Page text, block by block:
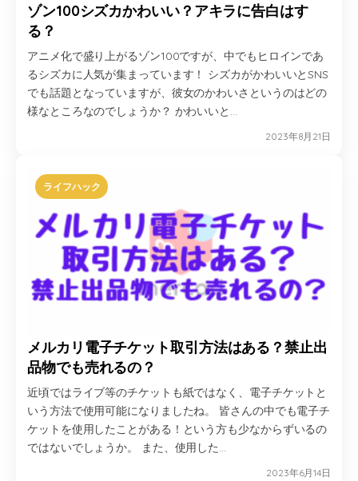
ゾン100シズカかわいい？アキラに告白はす
る？
アニメ化で盛り上がるゾン100ですが、中でもヒロインであ
るシズカに人気が集まっています！ シズカがかわいいとSNS
でも話題となっていますが、彼女のかわいさというのはどの
様なところなのでしょうか？ かわいいと…
2023年8月21日
ライフハック
メルカリ電子チケット取引方法はある？禁止出
品物でも売れるの？
近頃ではライブ等のチケットも紙ではなく、電子チケットと
いう方法で使用可能になりましたね。 皆さんの中でも電子チ
ケットを使用したことがある！という方も少なからずいるの
ではないでしょうか。 また、使用した…
2023年6月14日